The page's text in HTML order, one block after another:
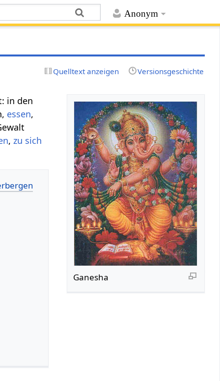
Anonym
Quelltext anzeigen Versionsgeschichte
Ganesha
in den
essen,
, zu sich